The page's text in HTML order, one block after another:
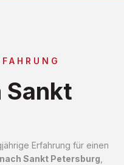
Sankt
Erfahrung für einen
Sankt Petersburg